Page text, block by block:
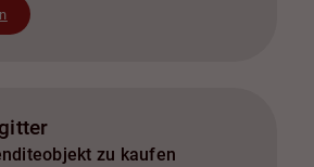
zu kaufen